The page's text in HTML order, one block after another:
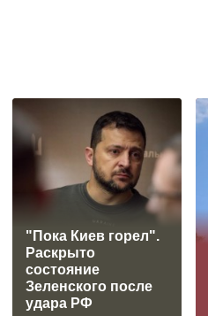
"Пока Киев горел".
Раскрыто
состояние
Зеленского после
удара РФ